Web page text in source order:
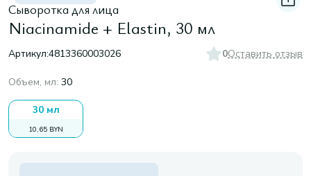
Сыворотка для лица
Niacinamide + Elastin, 30 мл
Артикул:4813360003026 0Оставить отзыв
Объем, мл: 30
30 мл
10,65 BYN